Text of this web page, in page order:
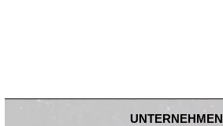
UNTERNEHMEN